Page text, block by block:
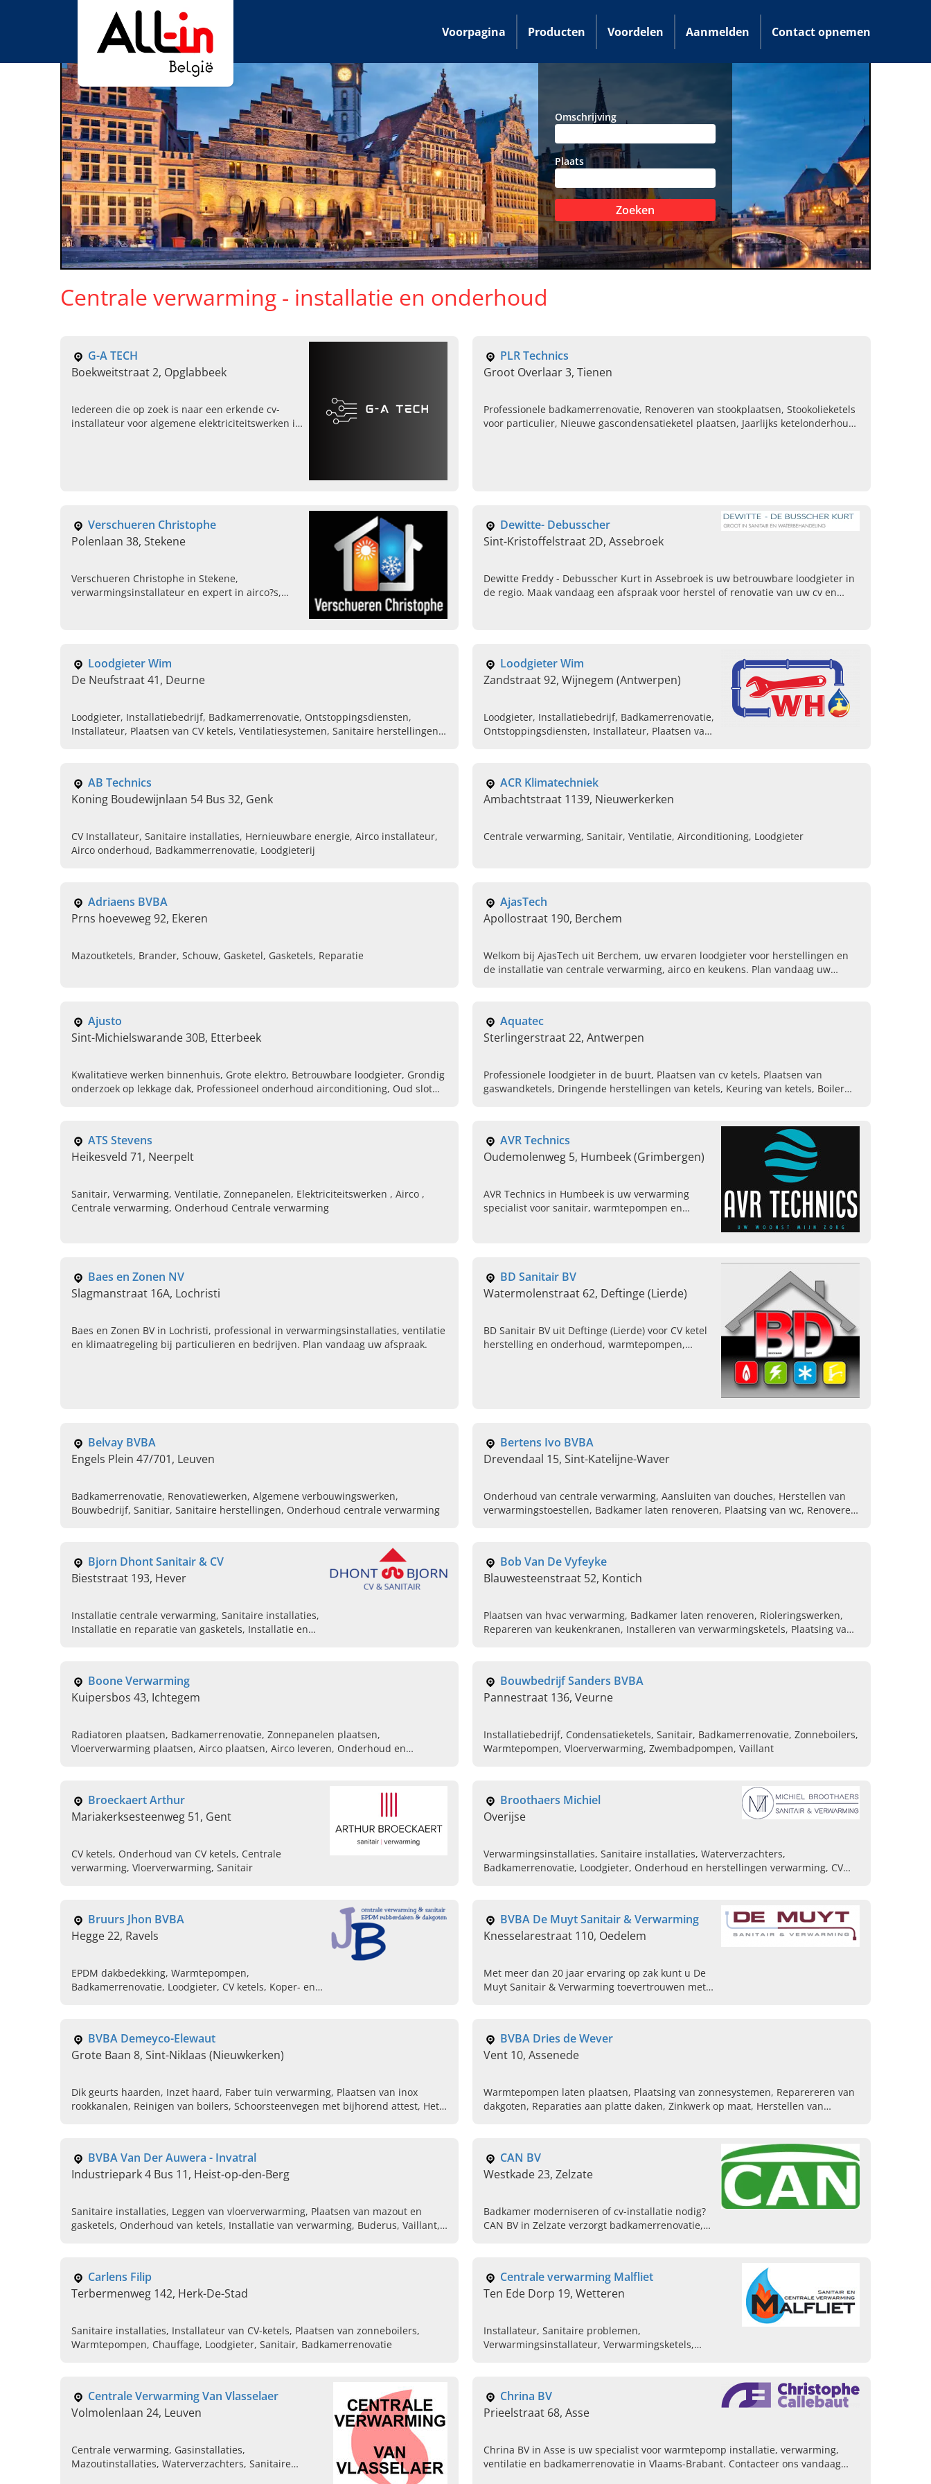
Voorpagina Producten Voordelen Aanmelden Contact opnemen
Omschrijving
Plaats
Zoeken
Centrale verwarming - installatie en onderhoud
G-A TECH
Boekweitstraat 2, Opglabbeek
Iedereen die op zoek is naar een erkende cv-
installateur voor algemene elektriciteitswerken in
PLR Technics
Groot Overlaar 3, Tienen
Professionele badkamerrenovatie, Renoveren van stookplaatsen, Stookolieketels
voor particulier, Nieuwe gascondensatieketel plaatsen, Jaarlijks ketelonderhoud,
Verschueren Christophe
Polenlaan 38, Stekene
Verschueren Christophe in Stekene,
verwarmingsinstallateur en expert in airco?s,
Dewitte- Debusscher
Sint-Kristoffelstraat 2D, Assebroek
Dewitte Freddy - Debusscher Kurt in Assebroek is uw betrouwbare loodgieter in
de regio. Maak vandaag een afspraak voor herstel of renovatie van uw cv en
Loodgieter Wim
De Neufstraat 41, Deurne
Loodgieter, Installatiebedrijf, Badkamerrenovatie, Ontstoppingsdiensten,
Installateur, Plaatsen van CV ketels, Ventilatiesystemen, Sanitaire herstellingen,
Loodgieter Wim
Zandstraat 92, Wijnegem (Antwerpen)
Loodgieter, Installatiebedrijf, Badkamerrenovatie,
Ontstoppingsdiensten, Installateur, Plaatsen van
AB Technics
Koning Boudewijnlaan 54 Bus 32, Genk
CV Installateur, Sanitaire installaties, Hernieuwbare energie, Airco installateur,
Airco onderhoud, Badkammerrenovatie, Loodgieterij
ACR Klimatechniek
Ambachtstraat 1139, Nieuwerkerken
Centrale verwarming, Sanitair, Ventilatie, Airconditioning, Loodgieter
Adriaens BVBA
Prns hoeveweg 92, Ekeren
Mazoutketels, Brander, Schouw, Gasketel, Gasketels, Reparatie
AjasTech
Apollostraat 190, Berchem
Welkom bij AjasTech uit Berchem, uw ervaren loodgieter voor herstellingen en
de installatie van centrale verwarming, airco en keukens. Plan vandaag uw
Ajusto
Sint-Michielswarande 30B, Etterbeek
Kwalitatieve werken binnenhuis, Grote elektro, Betrouwbare loodgieter, Grondig
onderzoek op lekkage dak, Professioneel onderhoud airconditioning, Oud slot
Aquatec
Sterlingerstraat 22, Antwerpen
Professionele loodgieter in de buurt, Plaatsen van cv ketels, Plaatsen van
gaswandketels, Dringende herstellingen van ketels, Keuring van ketels, Boiler
ATS Stevens
Heikesveld 71, Neerpelt
Sanitair, Verwarming, Ventilatie, Zonnepanelen, Elektriciteitswerken , Airco ,
Centrale verwarming, Onderhoud Centrale verwarming
AVR Technics
Oudemolenweg 5, Humbeek (Grimbergen)
AVR Technics in Humbeek is uw verwarming
specialist voor sanitair, warmtepompen en
Baes en Zonen NV
Slagmanstraat 16A, Lochristi
Baes en Zonen BV in Lochristi, professional in verwarmingsinstallaties, ventilatie
en klimaatregeling bij particulieren en bedrijven. Plan vandaag uw afspraak.
BD Sanitair BV
Watermolenstraat 62, Deftinge (Lierde)
BD Sanitair BV uit Deftinge (Lierde) voor CV ketel
herstelling en onderhoud, warmtepompen,
Belvay BVBA
Engels Plein 47/701, Leuven
Badkamerrenovatie, Renovatiewerken, Algemene verbouwingswerken,
Bouwbedrijf, Sanitiar, Sanitaire herstellingen, Onderhoud centrale verwarming
Bertens Ivo BVBA
Drevendaal 15, Sint-Katelijne-Waver
Onderhoud van centrale verwarming, Aansluiten van douches, Herstellen van
verwarmingstoestellen, Badkamer laten renoveren, Plaatsing van wc, Renoveren
Bjorn Dhont Sanitair & CV
Bieststraat 193, Hever
Installatie centrale verwarming, Sanitaire installaties,
Installatie en reparatie van gasketels, Installatie en
Bob Van De Vyfeyke
Blauwesteenstraat 52, Kontich
Plaatsen van hvac verwarming, Badkamer laten renoveren, Rioleringswerken,
Repareren van keukenkranen, Installeren van verwarmingsketels, Plaatsing van
Boone Verwarming
Kuipersbos 43, Ichtegem
Radiatoren plaatsen, Badkamerrenovatie, Zonnepanelen plaatsen,
Vloerverwarming plaatsen, Airco plaatsen, Airco leveren, Onderhoud en
Bouwbedrijf Sanders BVBA
Pannestraat 136, Veurne
Installatiebedrijf, Condensatieketels, Sanitair, Badkamerrenovatie, Zonneboilers,
Warmtepompen, Vloerverwarming, Zwembadpompen, Vaillant
Broeckaert Arthur
Mariakerksesteenweg 51, Gent
CV ketels, Onderhoud van CV ketels, Centrale
verwarming, Vloerverwarming, Sanitair
Broothaers Michiel
Overijse
Verwarmingsinstallaties, Sanitaire installaties, Waterverzachters,
Badkamerrenovatie, Loodgieter, Onderhoud en herstellingen verwarming, CV
Bruurs Jhon BVBA
Hegge 22, Ravels
EPDM dakbedekking, Warmtepompen,
Badkamerrenovatie, Loodgieter, CV ketels, Koper- en
BVBA De Muyt Sanitair & Verwarming
Knesselarestraat 110, Oedelem
Met meer dan 20 jaar ervaring op zak kunt u De
Muyt Sanitair & Verwarming toevertrouwen met
BVBA Demeyco-Elewaut
Grote Baan 8, Sint-Niklaas (Nieuwkerken)
Dik geurts haarden, Inzet haard, Faber tuin verwarming, Plaatsen van inox
rookkanalen, Reinigen van boilers, Schoorsteenvegen met bijhorend attest, Het
BVBA Dries de Wever
Vent 10, Assenede
Warmtepompen laten plaatsen, Plaatsing van zonnesystemen, Reparereren van
dakgoten, Reparaties aan platte daken, Zinkwerk op maat, Herstellen van
BVBA Van Der Auwera - Invatral
Industriepark 4 Bus 11, Heist-op-den-Berg
Sanitaire installaties, Leggen van vloerverwarming, Plaatsen van mazout en
gasketels, Onderhoud van ketels, Installatie van verwarming, Buderus, Vaillant,
CAN BV
Westkade 23, Zelzate
Badkamer moderniseren of cv-installatie nodig?
CAN BV in Zelzate verzorgt badkamerrenovatie,
Carlens Filip
Terbermenweg 142, Herk-De-Stad
Sanitaire installaties, Installateur van CV-ketels, Plaatsen van zonneboilers,
Warmtepompen, Chauffage, Loodgieter, Sanitair, Badkamerrenovatie
Centrale verwarming Malfliet
Ten Ede Dorp 19, Wetteren
Installateur, Sanitaire problemen,
Verwarmingsinstallateur, Verwarmingsketels,
Centrale Verwarming Van Vlasselaer
Volmolenlaan 24, Leuven
Centrale verwarming, Gasinstallaties,
Mazoutinstallaties, Waterverzachters, Sanitaire
Chrina BV
Prieelstraat 68, Asse
Chrina BV in Asse is uw specialist voor warmtepomp installatie, verwarming,
ventilatie en badkamerrenovatie in Vlaams-Brabant. Contacteer ons vandaag